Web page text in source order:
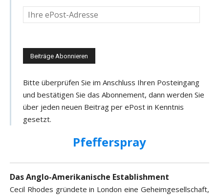
e
n
e
-
M
a
i
Bitte überprüfen Sie im Anschluss Ihren Posteingang
und bestätigen Sie das Abonnement, dann werden Sie
über jeden neuen Beitrag per ePost in Kenntnis
gesetzt.
Pfefferspray
Das Anglo-Amerikanische Establishment
Cecil Rhodes gründete in London eine Geheimgesellschaft,